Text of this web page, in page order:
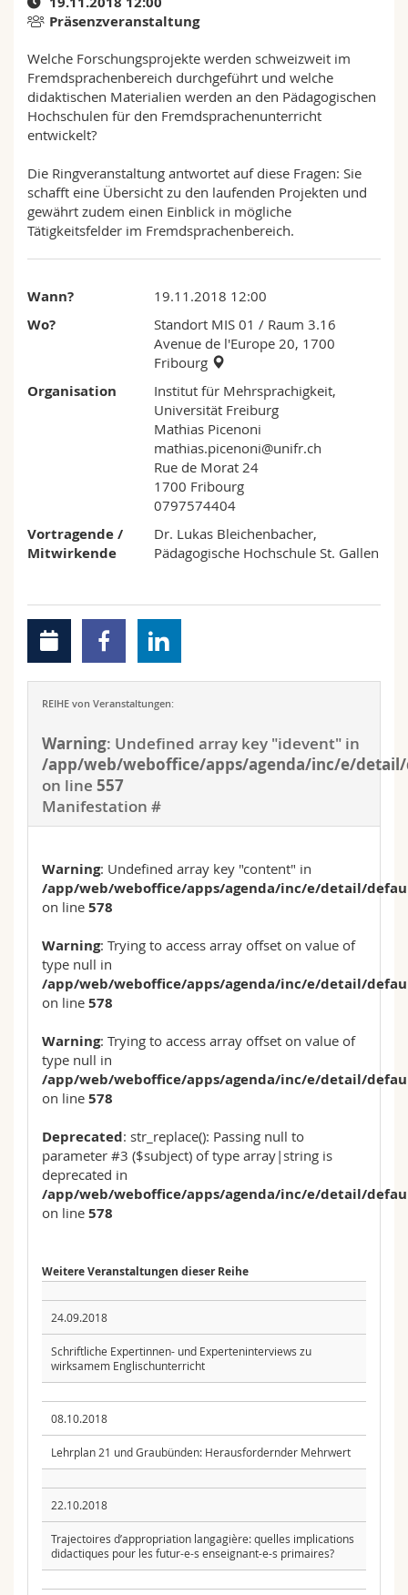
Math.-Nat. und Med. Fak.
Interfakultär
Mitarbeitende
Doktorierende
Webmail
Vorlesungsverzeichnis
MyUnifr
Präsenzveranstaltung
Welche Forschungsprojekte werden schweizweit im
Fremdsprachenbereich durchgeführt und welche
didaktischen Materialien werden an den Pädagogischen
Hochschulen für den Fremdsprachenunterricht
entwickelt?
Die Ringveranstaltung antwortet auf diese Fragen: Sie
schafft eine Übersicht zu den laufenden Projekten und
gewährt zudem einen Einblick in mögliche
Tätigkeitsfelder im Fremdsprachenbereich.
Wann? 19.11.2018 12:00
Wo? Standort MIS 01 / Raum 3.16
Avenue de l'Europe 20, 1700
Fribourg
Organisation
Institut für Mehrsprachigkeit,
Universität Freiburg
Mathias Picenoni
mathias.picenoni@unifr.ch
Rue de Morat 24
1700 Fribourg
0797574404
Vortragende /
Mitwirkende
Dr. Lukas Bleichenbacher,
Pädagogische Hochschule St. Gallen
REIHE von Veranstaltungen:
Warning: Undefined array key "idevent" in
/app/web/weboffice/apps/agenda/inc/e/
on line 557
Manifestation #
Warning: Undefined array key "content" in
/app/web/weboffice/apps/agenda/inc/e/detail/
on line 578
Warning: Trying to access array offset on value of
type null in
/app/web/weboffice/apps/agenda/inc/e/detail/
on line 578
Warning: Trying to access array offset on value of
type null in
/app/web/weboffice/apps/agenda/inc/e/detail/
on line 578
Deprecated: str_replace(): Passing null to
parameter #3 ($subject) of type array|string is
deprecated in
/app/web/weboffice/apps/agenda/inc/e/detail/
on line 578
Weitere Veranstaltungen dieser Reihe
24.09.2018
Schriftliche Expertinnen- und Experteninterviews zu
wirksamem Englischunterricht
08.10.2018
Lehrplan 21 und Graubünden: Herausfordernder Mehrwert
22.10.2018
Trajectoires d’appropriation langagière: quelles implications
didactiques pour les futur-e-s enseignant-e-s primaires?